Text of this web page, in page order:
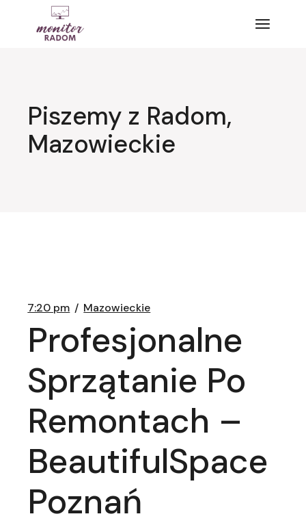
Piszemy z Radom,
Mazowieckie
7:20 pm Mazowieckie
Profesjonalne
Sprzątanie Po
Remontach –
BeautifulSpace
Poznań